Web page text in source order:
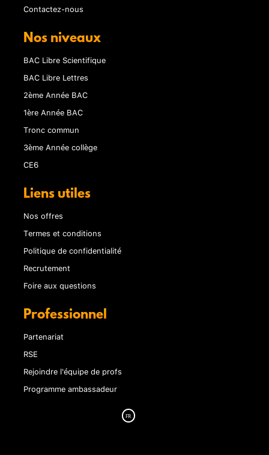
Contactez-nous
Nos niveaux
BAC Libre Scientifique
BAC Libre Lettres
2ème Année BAC
1ère Année BAC
Tronc commun
3ème Année collège
CE6
Liens utiles
Nos offres
Termes et conditions
Politique de confidentialité
Recrutement
Foire aux questions
Professionnel
Partenariat
RSE
Rejoindre l'équipe de profs
Programme ambassadeur